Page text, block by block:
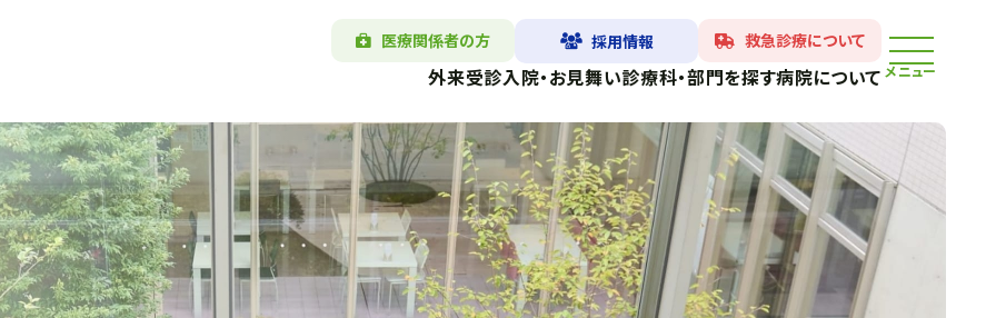
医療関係者の方 採用情報 救急診療について
外来受診入院・お見舞い診療科・部門を探す病院について メニュー